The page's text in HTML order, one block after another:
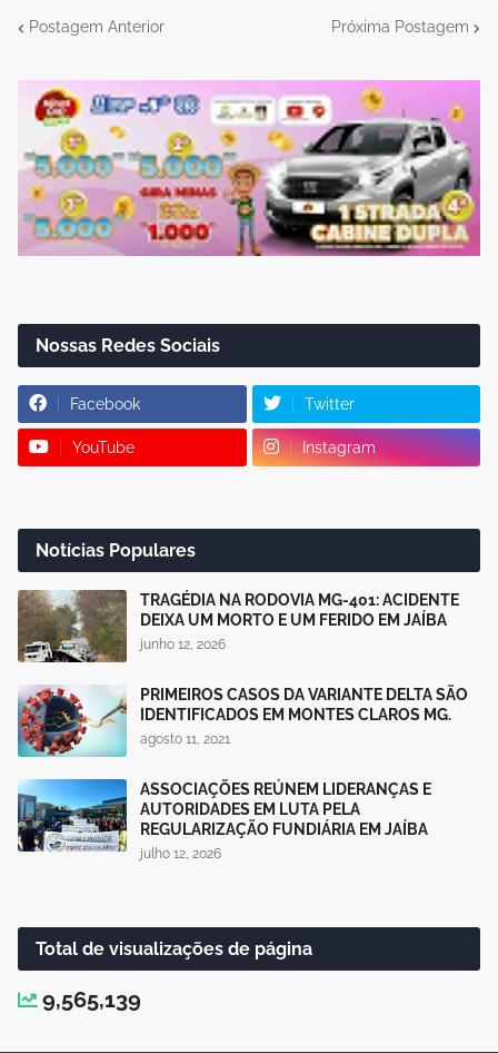
Postagem Anterior Próxima Postagem
Nossas Redes Sociais
Facebook Twitter
YouTube Instagram
Notícias Populares
TRAGÉDIA NA RODOVIA MG-401: ACIDENTE
DEIXA UM MORTO E UM FERIDO EM JAÍBA
junho 12, 2026
PRIMEIROS CASOS DA VARIANTE DELTA SÃO
IDENTIFICADOS EM MONTES CLAROS MG.
agosto 11, 2021
ASSOCIAÇÕES REÚNEM LIDERANÇAS E
AUTORIDADES EM LUTA PELA
REGULARIZAÇÃO FUNDIÁRIA EM JAÍBA
julho 12, 2026
Total de visualizações de página
9,565,139